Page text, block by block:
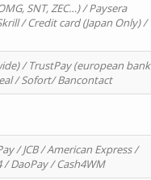
SNT, ZEC…) / Paysera
/ Credit card (Japan Only) /
/ TrustPay (european bank
/ Sofort/ Bancontact
/ JCB / American Express /
DaoPay / Cash4WM